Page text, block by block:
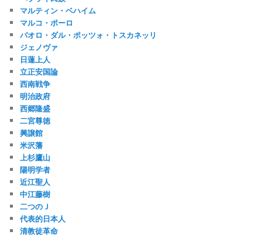
マルティン・ベハイム
マルコ・ポーロ
パオロ・ダル・ポッツォ・トスカネッリ
ジェノヴァ
日蓮上人
立正安国論
西南戦争
明治政府
西郷隆盛
二宮尊徳
興譲館
米沢藩
上杉鷹山
陽明学者
近江聖人
中江藤樹
二つのＪ
代表的日本人
清教徒革命